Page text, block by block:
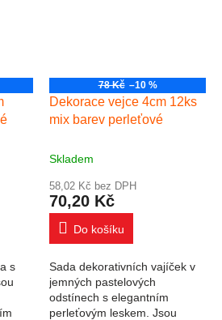
s
78 Kč –10 %
Dekorace vejce 4cm 12ks
mix barev perleťové
Skladem
58,02 Kč bez DPH
70,20 Kč
Do košíku
Sada dekorativních vajíček v
jemných pastelových
odstínech s elegantním
perleťovým leskem. Jsou